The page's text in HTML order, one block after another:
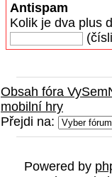
Antispam
Kolik je dva plus
Obsah fóra
mobilní hry
Přejdi na:
Powered by